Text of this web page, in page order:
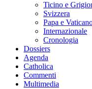
Ticino e
Svizzera
Papa e
Internazionale
Cronologia
Dossiers
Agenda
Catholica
Commenti
Multimedia